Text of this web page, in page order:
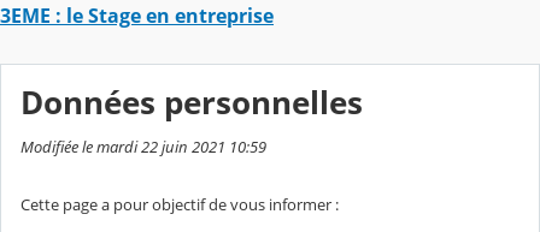
3EME : le Stage en entreprise
Données personnelles
Modifiée le mardi 22 juin 2021 10:59
Cette page a pour objectif de vous informer :